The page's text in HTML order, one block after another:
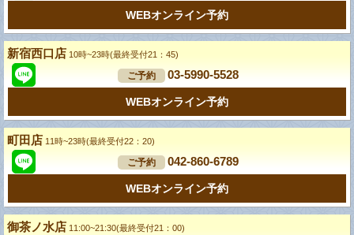
WEBオンライン予約
新宿西口店 10時~23時(最終受付21：45)
ご予約 03-5990-5528
WEBオンライン予約
町田店 11時~23時(最終受付22：20)
ご予約 042-860-6789
WEBオンライン予約
御茶ノ水店 11:00~21:30(最終受付21：00)